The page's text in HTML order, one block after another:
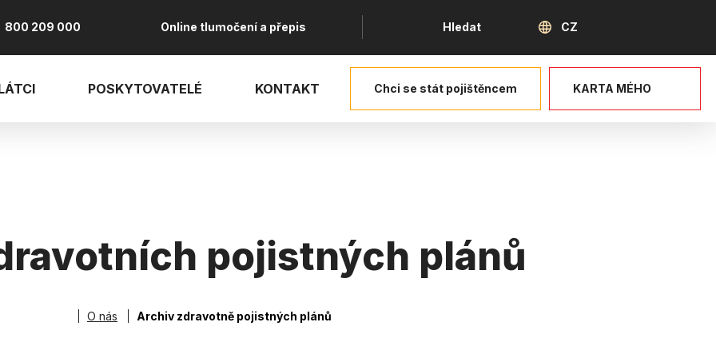
800 209 000 Online tlumočení a přepis Hledat Jazyk
CZ
POSKYTOVATELÉ KONTAKT Chci se stát pojištěncem KARTA MÉHO
pojistných plánů
navigace
O nás Archiv zdravotně pojistných plánů